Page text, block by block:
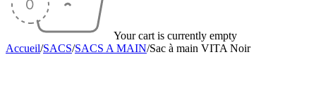
Your cart is currently empty
Accueil/SACS/SACS A MAIN/Sac à main VITA Noir